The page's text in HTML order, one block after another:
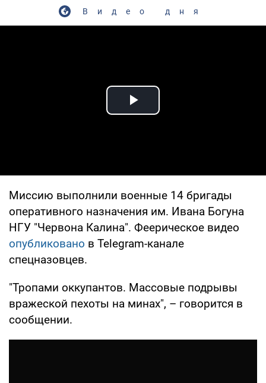
Видео дня
Play Video
Миссию выполнили военные 14 бригады
оперативного назначения им. Ивана Богуна
НГУ "Червона Калина". Феерическое видео
опубликовано в Telegram-канале
спецназовцев.
"Тропами оккупантов. Массовые подрывы
вражеской пехоты на минах", – говорится в
сообщении.